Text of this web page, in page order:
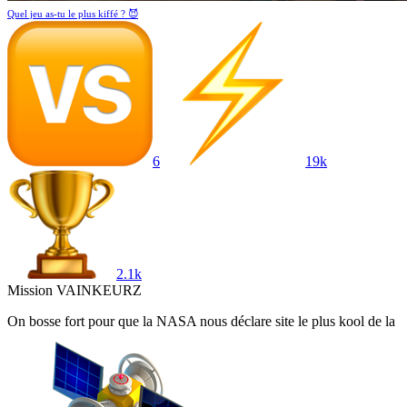
Quel jeu as-tu le plus kiffé ? 😈
6 19k
2.1k
Mission VAINKEURZ
On bosse fort pour que la NASA nous déclare site le plus kool de la